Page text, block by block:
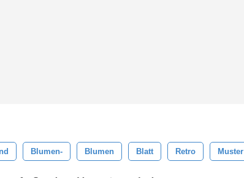
Blumen- Blumen Blatt Retro Muster